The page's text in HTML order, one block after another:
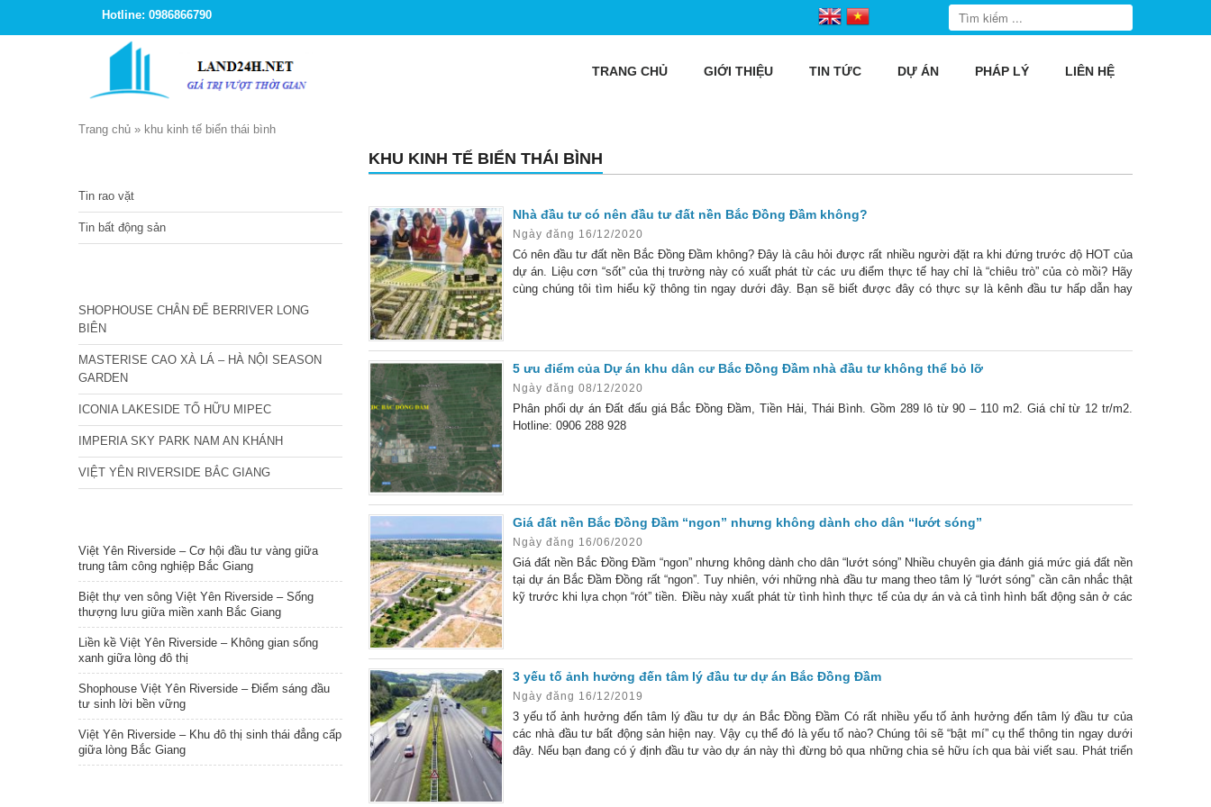
Hotline: 0986866790
TRANG CHỦ GIỚI THIỆU TIN TỨC DỰ ÁN PHÁP LÝ LIÊN HỆ
Trang chủ » khu kinh tế biển thái bình
KHU KINH TẾ BIỂN THÁI BÌNH
Nhà đầu tư có nên đầu tư đất nền Bắc Đồng Đầm không?
Ngày đăng 16/12/2020
Có nên đầu tư đất nền Bắc Đồng Đầm không? Đây là câu hỏi được rất nhiều người đặt ra khi đứng trước độ HOT của
dự án. Liệu cơn “sốt” của thị trường này có xuất phát từ các ưu điểm thực tế hay chỉ là “chiêu trò” của cò mồi? Hãy
cùng chúng tôi tìm hiểu kỹ thông tin ngay dưới đây. Bạn sẽ biết được đây có thực sự là kênh đầu tư hấp dẫn hay
5 ưu điểm của Dự án khu dân cư Bắc Đồng Đầm nhà đầu tư không thể bỏ lỡ
Ngày đăng 08/12/2020
Phân phối dự án Đất đấu giá Bắc Đồng Đầm, Tiền Hải, Thái Bình. Gồm 289 lô từ 90 – 110 m2. Giá chỉ từ 12 tr/m2.
Hotline: 0906 288 928
Giá đất nền Bắc Đồng Đầm “ngon” nhưng không dành cho dân “lướt sóng”
Ngày đăng 16/06/2020
Giá đất nền Bắc Đồng Đầm “ngon” nhưng không dành cho dân “lướt sóng” Nhiều chuyên gia đánh giá mức giá đất nền
tại dự án Bắc Đầm Đồng rất “ngon”. Tuy nhiên, với những nhà đầu tư mang theo tâm lý “lướt sóng” cần cân nhắc thật
kỹ trước khi lựa chọn “rót” tiền. Điều này xuất phát từ tình hình thực tế của dự án và cả tình hình bất động sản ở các
3 yếu tố ảnh hưởng đến tâm lý đầu tư dự án Bắc Đồng Đầm
Ngày đăng 16/12/2019
3 yếu tố ảnh hưởng đến tâm lý đầu tư dự án Bắc Đồng Đầm Có rất nhiều yếu tố ảnh hưởng đến tâm lý đầu tư của
các nhà đầu tư bất động sản hiện nay. Vậy cụ thể đó là yếu tố nào? Chúng tôi sẽ “bật mí” cụ thể thông tin ngay dưới
đây. Nếu bạn đang có ý định đầu tư vào dự án này thì đừng bỏ qua những chia sẻ hữu ích qua bài viết sau. Phát triển
Tin rao vặt
Tin bất động sản
SHOPHOUSE CHÂN ĐẾ BERRIVER LONG
BIÊN
MASTERISE CAO XÀ LÁ – HÀ NỘI SEASON
GARDEN
ICONIA LAKESIDE TỐ HỮU MIPEC
IMPERIA SKY PARK NAM AN KHÁNH
VIỆT YÊN RIVERSIDE BẮC GIANG
Việt Yên Riverside – Cơ hội đầu tư vàng giữa
trung tâm công nghiệp Bắc Giang
Biệt thự ven sông Việt Yên Riverside – Sống
thượng lưu giữa miền xanh Bắc Giang
Liền kề Việt Yên Riverside – Không gian sống
xanh giữa lòng đô thị
Shophouse Việt Yên Riverside – Điểm sáng đầu
tư sinh lời bền vững
Việt Yên Riverside – Khu đô thị sinh thái đẳng cấp
giữa lòng Bắc Giang